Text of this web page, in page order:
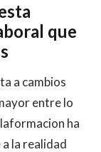
que
a cambios
entre lo
ha
la realidad